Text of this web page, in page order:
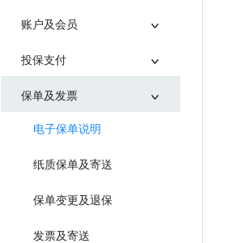
账户及会员
投保支付
保单及发票
电子保单说明
纸质保单及寄送
保单变更及退保
发票及寄送